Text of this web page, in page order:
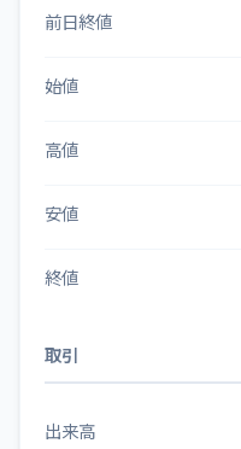
前日終値
始値
高値
安値
終値
取引
出来高